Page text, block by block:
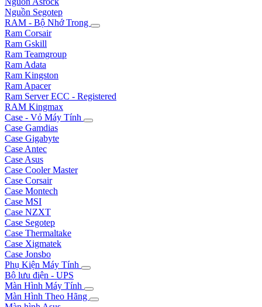
Nguồn Segotep
RAM - Bộ Nhớ Trong
Ram Corsair
Ram Gskill
Ram Teamgroup
Ram Adata
Ram Kingston
Ram Apacer
Ram Server ECC - Registered
RAM Kingmax
Case - Vỏ Máy Tính
Case Gamdias
Case Gigabyte
Case Antec
Case Asus
Case Cooler Master
Case Corsair
Case Montech
Case MSI
Case NZXT
Case Segotep
Case Thermaltake
Case Xigmatek
Case Jonsbo
Phụ Kiện Máy Tính
Bộ lưu điện - UPS
Màn Hình Máy Tính
Màn Hình Theo Hãng